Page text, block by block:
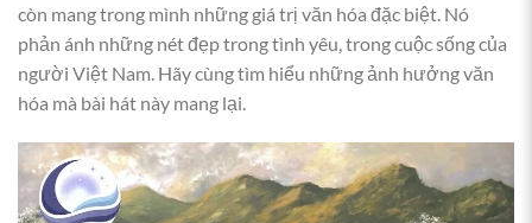
còn mang trong mình những giá trị văn hóa đặc biệt. Nó
phản ánh những nét đẹp trong tình yêu, trong cuộc sống của
người Việt Nam. Hãy cùng tìm hiểu những ảnh hưởng văn
hóa mà bài hát này mang lại.